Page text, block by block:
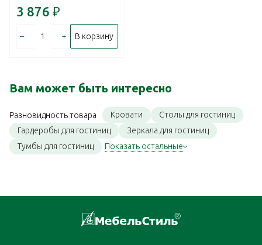
3 876 ₽
– + В корзину
Вам может быть интересно
Разновидность товара Кровати
Столы для гостиниц
Гардеробы для гостиниц
Зеркала для гостиниц
Тумбы для гостиниц
Показать остальные